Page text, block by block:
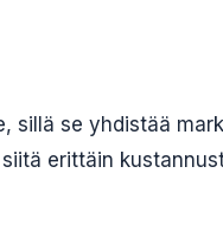
sillä se yhdistää
erittäin